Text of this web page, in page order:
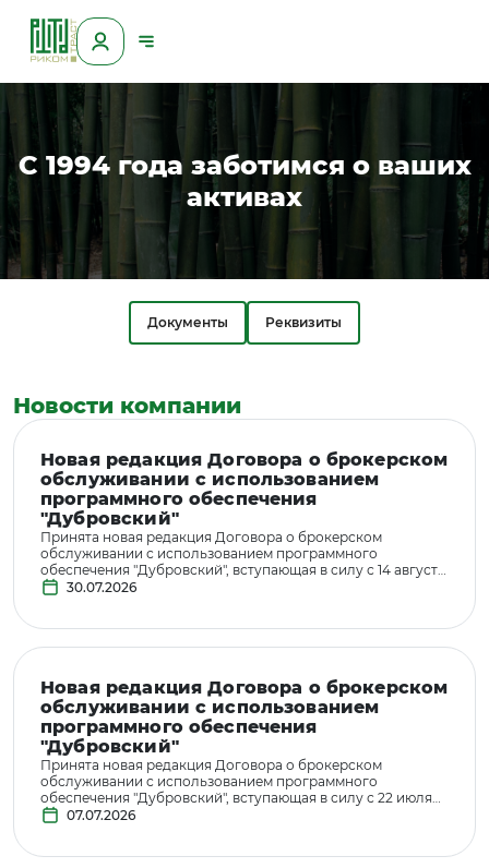
С 1994 года заботимся о ваших
активах
Документы Реквизиты
Новости компании
Новая редакция Договора о брокерском
обслуживании с использованием
программного обеспечения
"Дубровский"
Принята новая редакция Договора о брокерском
обслуживании с использованием программного
обеспечения "Дубровский", вступающая в силу с 14 августа
2026 года.
30.07.2026
Новая редакция Договора о брокерском
обслуживании с использованием
программного обеспечения
"Дубровский"
Принята новая редакция Договора о брокерском
обслуживании с использованием программного
обеспечения "Дубровский", вступающая в силу с 22 июля
2026 года.
07.07.2026